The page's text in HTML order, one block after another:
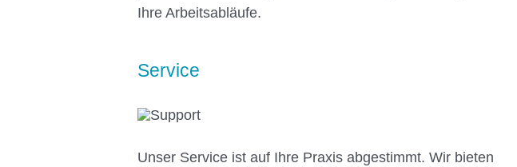
Ihre Arbeitsabläufe.
Service
Unser Service ist auf Ihre Praxis abgestimmt. Wir bieten